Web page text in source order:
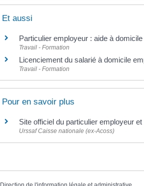
Et aussi
Particulier employeur : aide à
Travail - Formation
Licenciement du salarié à domicile
Travail - Formation
Pour en savoir plus
Site officiel du particulier employeur
Urssaf Caisse nationale (ex-Acoss)